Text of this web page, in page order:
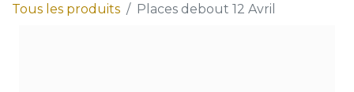
Tous les produits Places debout 12 Avril